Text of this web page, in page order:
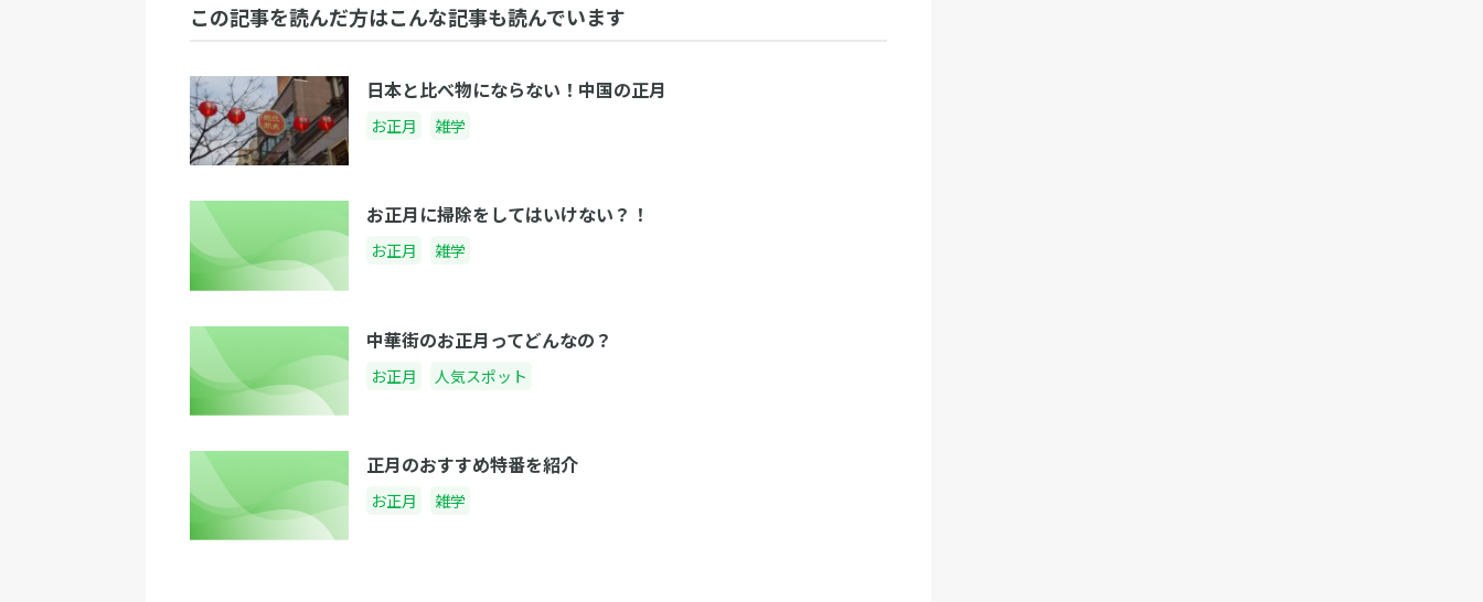
この記事を読んだ方はこんな記事も読んでいます
日本と比べ物にならない！中国の正月
お正月 雑学
お正月に掃除をしてはいけない？！
お正月 雑学
中華街のお正月ってどんなの？
お正月 人気スポット
正月のおすすめ特番を紹介
お正月 雑学